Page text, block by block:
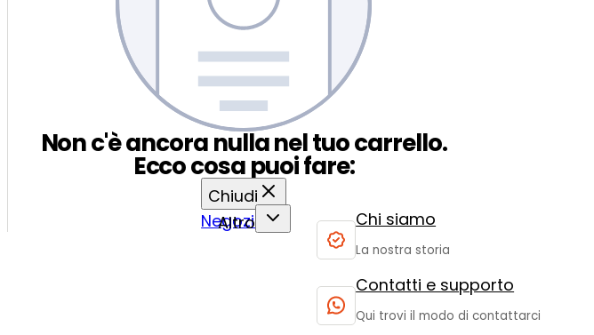
Altro Chi siamo
La nostra storia
Contatti e supporto
Qui trovi il modo di contattarci
Non c'è ancora nulla nel tuo carrello.
Ecco cosa puoi fare:
Chiudi
Negozio